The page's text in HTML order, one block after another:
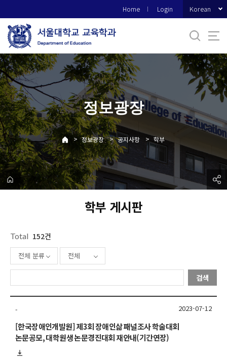
로
메
뉴
Home Login Korean
정보광장
> 정보광장 > 공지사항 > 학부
학부 게시판
Total 152건
전체 분류 전체
검색
-
[한국장애인개발원] 제3회 장애인삶 패널조사 학술대회
논문공모, 대학원생 논문경진대회 재안내(기간연장)
2023-07-12